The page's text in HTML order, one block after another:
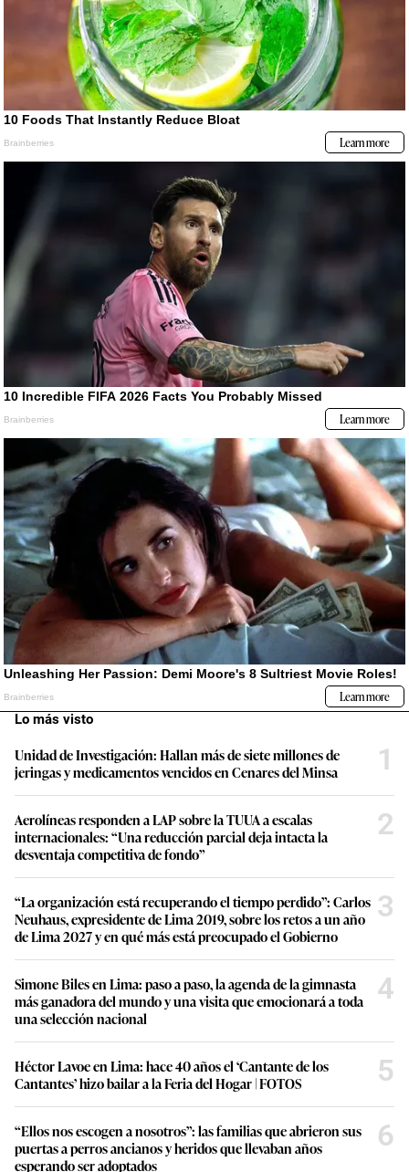
Lo más visto
Unidad de Investigación: Hallan más de siete millones de
jeringas y medicamentos vencidos en Cenares del Minsa
1
Aerolíneas responden a LAP sobre la TUUA a escalas
internacionales: “Una reducción parcial deja intacta la
desventaja competitiva de fondo”
2
“La organización está recuperando el tiempo perdido”: Carlos
Neuhaus, expresidente de Lima 2019, sobre los retos a un año
de Lima 2027 y en qué más está preocupado el Gobierno
3
Simone Biles en Lima: paso a paso, la agenda de la gimnasta
más ganadora del mundo y una visita que emocionará a toda
una selección nacional
4
Héctor Lavoe en Lima: hace 40 años el ‘Cantante de los
Cantantes’ hizo bailar a la Feria del Hogar | FOTOS
5
“Ellos nos escogen a nosotros”: las familias que abrieron sus
puertas a perros ancianos y heridos que llevaban años
esperando ser adoptados
6